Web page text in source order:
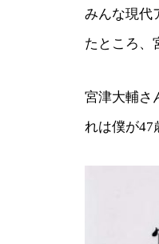
みんな現代
たところ、
宮津大輔さ
れは僕が47